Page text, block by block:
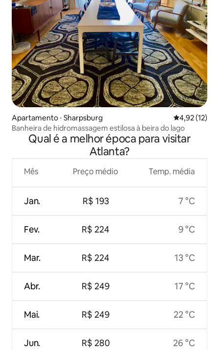
Apartamento ⋅ Sharpsburg 4,92 de uma
4,92 (12)
Banheira de hidromassagem estilosa à beira do lago
Qual é a melhor época para visitar
Atlanta?
Mês
Jan.
Fev.
Mar.
Abr.
Mai.
Jun.
Preço médio
R$ 193
R$ 224
R$ 224
R$ 249
R$ 249
R$ 280
Temp. média
7 °C
9 °C
13 °C
17 °C
22 °C
26 °C